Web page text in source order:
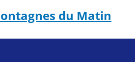
du Matin